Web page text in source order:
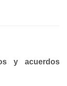
y acuerdos